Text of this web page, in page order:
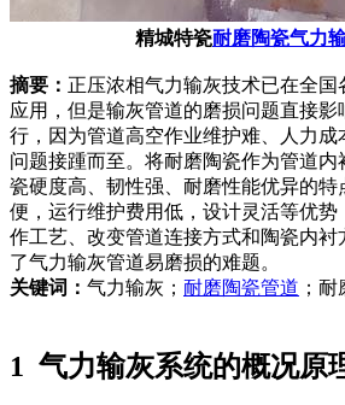
精城特瓷耐磨陶瓷气力
摘要： 正压浓相气力输灰技术已在全国
应用，但是输灰管道的磨损问题直接
行，因为管道高空作业维护难、人力
问题接踵而至。将耐磨陶瓷作为管道内
瓷硬度高、韧性强、耐磨性能优异的
便，运行维护费用低，设计灵活等优势
作工艺、改变管道连接方式和陶瓷内
了气力输灰管道易磨损的难题。
关键词： 气力输灰； 耐磨陶瓷管道 ；
1 气力输灰系统的概况原